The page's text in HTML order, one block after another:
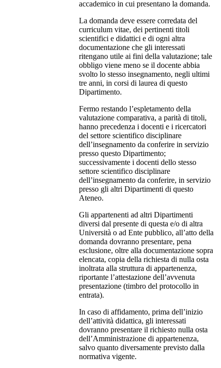
accademico in cui presentano la domanda.
La domanda deve essere corredata del
curriculum vitae, dei pertinenti titoli
scientifici e didattici e di ogni altra
documentazione che gli interessati
ritengano utile ai fini della valutazione; tale
obbligo viene meno se il docente abbia
svolto lo stesso insegnamento, negli ultimi
tre anni, in corsi di laurea di questo
Dipartimento.
Fermo restando l’espletamento della
valutazione comparativa, a parità di titoli,
hanno precedenza i docenti e i ricercatori
del settore scientifico disciplinare
dell’insegnamento da conferire in servizio
presso questo Dipartimento;
successivamente i docenti dello stesso
settore scientifico disciplinare
dell’insegnamento da conferire, in servizio
presso gli altri Dipartimenti di questo
Ateneo.
Gli appartenenti ad altri Dipartimenti
diversi dal presente di questa e/o di altra
Università o ad Ente pubblico, all’atto della
domanda dovranno presentare, pena
esclusione, oltre alla documentazione sopra
elencata, copia della richiesta di nulla osta
inoltrata alla struttura di appartenenza,
riportante l’attestazione dell’avvenuta
presentazione (timbro del protocollo in
entrata).
In caso di affidamento, prima dell’inizio
dell’attività didattica, gli interessati
dovranno presentare il richiesto nulla osta
dell’Amministrazione di appartenenza,
salvo quanto diversamente previsto dalla
normativa vigente.